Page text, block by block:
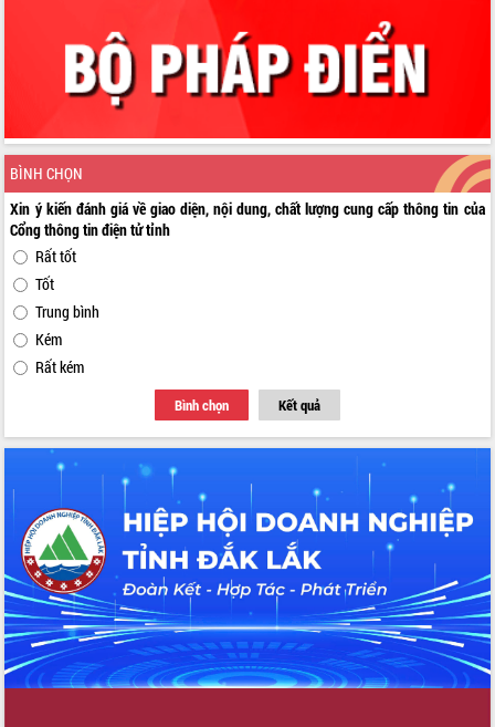
BÌNH CHỌN
Xin ý kiến đánh giá về giao diện, nội dung, chất lượng cung cấp thông tin của
Cổng thông tin điện tử tỉnh
Rất tốt
Tốt
Trung bình
Kém
Rất kém
Bình chọn Kết quả